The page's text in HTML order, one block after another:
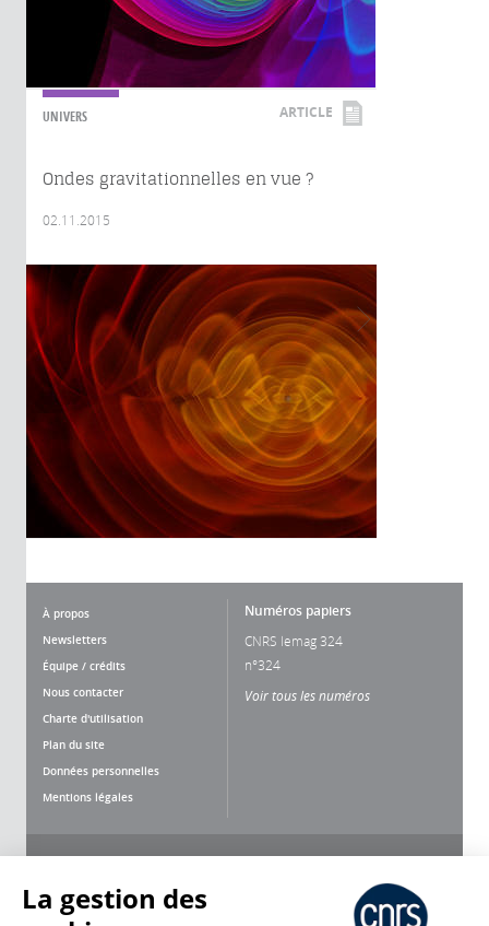
UNIVERS ARTICLE
Ondes gravitationnelles en vue ?
02.11.2015
À propos
Newsletters
Équipe / crédits
Nous contacter
Charte d'utilisation
Plan du site
Données personnelles
Mentions légales
Numéros papiers
CNRS lemag 324
n°324
Voir tous les numéros
La gestion des